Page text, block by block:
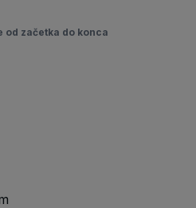
od začetka do konca